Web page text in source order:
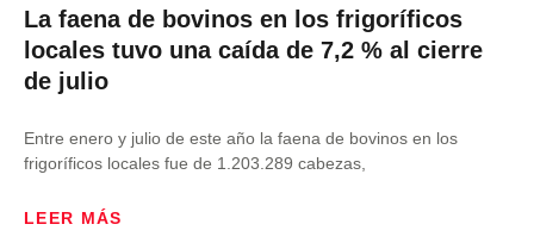
La faena de bovinos en los frigoríficos
locales tuvo una caída de 7,2 % al cierre
de julio
Entre enero y julio de este año la faena de bovinos en los
frigoríficos locales fue de 1.203.289 cabezas,
LEER MÁS